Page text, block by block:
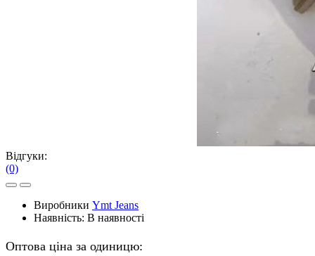
Відгуки:
(0)
Виробники Ymt Jeans
Наявність: В наявності
Оптова ціна за одиницю: